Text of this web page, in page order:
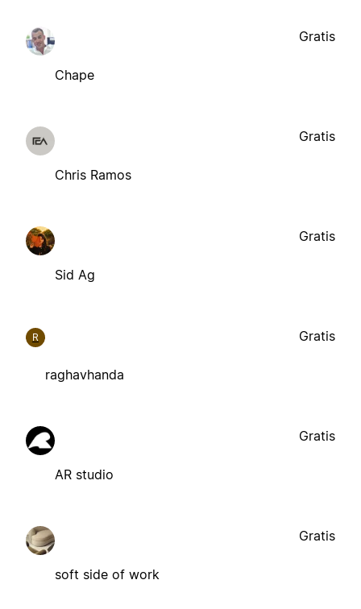
Chape
Gratis
Chris Ramos
Gratis
Sid Ag
Gratis
R
raghavhanda
Gratis
AR studio
Gratis
soft side of work
Gratis